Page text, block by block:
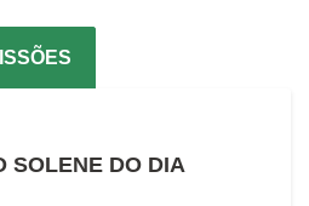
SOLENE DO DIA